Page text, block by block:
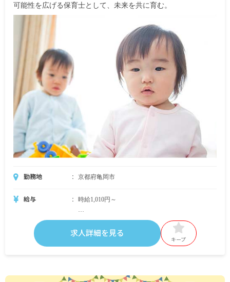
賞与あり
※試用期間6カ月／同条件
可能性を広げる保育士として、未来を共に育む。
勤務地 京都府亀岡市
給与 時給1,010円～
求人詳細を見る
キープ